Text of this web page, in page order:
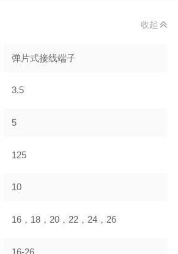
收起
弹片式接线端子
3.5
5
125
10
16，18，20，22，24，26
16-26